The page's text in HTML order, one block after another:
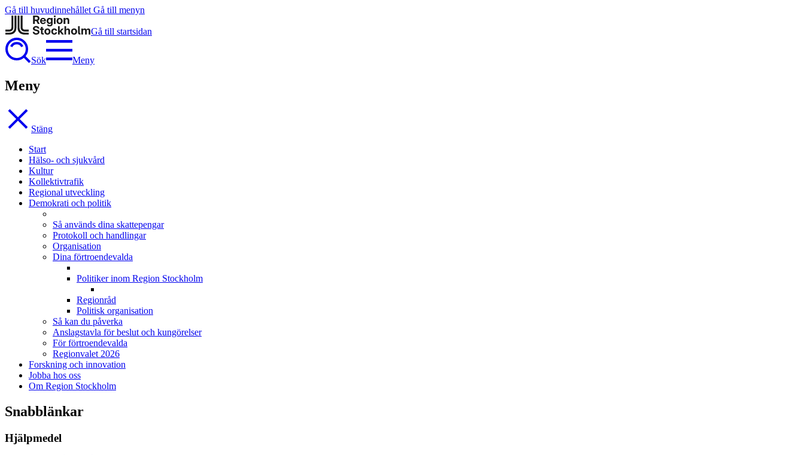
Gå till huvudinnehållet Gå till menyn
Gå till startsidan
Sök Meny
Meny
Stäng
Start
Hälso- och sjukvård
Kultur
Kollektivtrafik
Regional utveckling
Demokrati och politik
Så används dina skattepengar
Protokoll och handlingar
Organisation
Dina förtroendevalda
Politiker inom Region Stockholm
Regionråd
Politisk organisation
Så kan du påverka
Anslagstavla för beslut och kungörelser
För förtroendevalda
Regionvalet 2026
Forskning och innovation
Jobba hos oss
Om Region Stockholm
Snabblänkar
Hjälpmedel